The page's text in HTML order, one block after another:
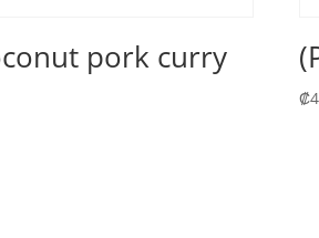
pork curry
₡